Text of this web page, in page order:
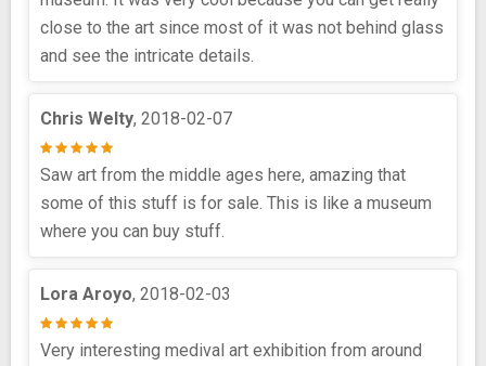
close to the art since most of it was not behind glass
and see the intricate details.
Chris Welty, 2018-02-07
Saw art from the middle ages here, amazing that
some of this stuff is for sale. This is like a museum
where you can buy stuff.
Lora Aroyo, 2018-02-03
Very interesting medival art exhibition from around